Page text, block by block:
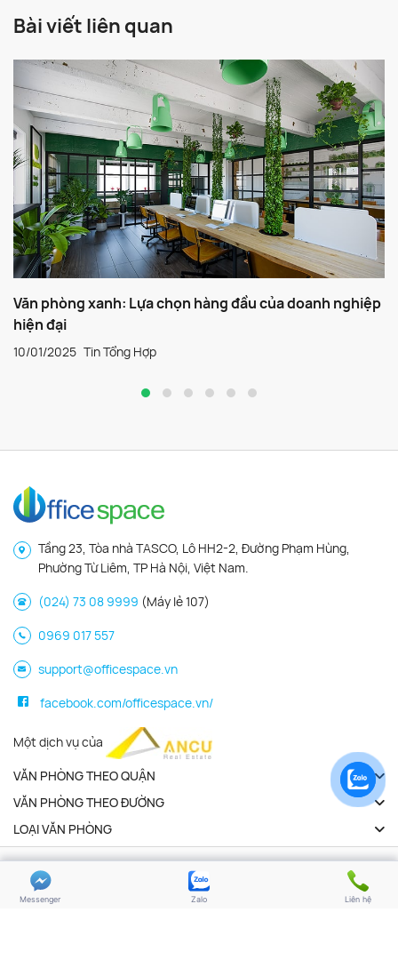
Bài viết liên quan
Văn phòng xanh: Lựa chọn hàng đầu của doanh nghiệp
hiện đại
10/01/2025 Tin Tổng Hợp
Tầng 23, Tòa nhà TASCO, Lô HH2-2, Đường Phạm Hùng,
Phường Từ Liêm, TP Hà Nội, Việt Nam.
(024) 73 08 9999 (Máy lẻ 107)
0969 017 557
support@officespace.vn
facebook.com/officespace.vn/
Một dịch vụ của
VĂN PHÒNG THEO QUẬN
VĂN PHÒNG THEO ĐƯỜNG
LOẠI VĂN PHÒNG
Copyright 2026 | Officespace.vn. All Rights Reserved
Chính sách bảo mật
Điều khoản sử dụng
Messenger Zalo Liên hệ